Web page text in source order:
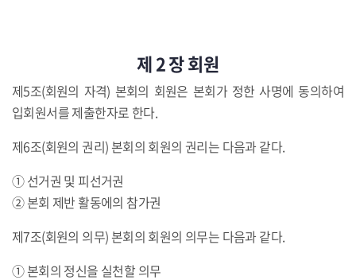
제 2 장 회원
제5조(회원의 자격) 본회의 회원은 본회가 정한 사명에 동의하여
입회원서를 제출한자로 한다.
제6조(회원의 권리) 본회의 회원의 권리는 다음과 같다.
① 선거권 및 피선거권
② 본회 제반 활동에의 참가권
제7조(회원의 의무) 본회의 회원의 의무는 다음과 같다.
① 본회의 정신을 실천할 의무